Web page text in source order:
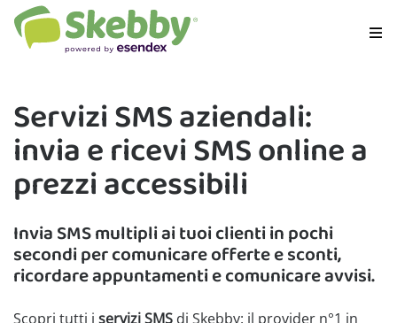
Servizi SMS aziendali:
invia e ricevi SMS online a
prezzi accessibili
Invia SMS multipli ai tuoi clienti in pochi
secondi per comunicare offerte e sconti,
ricordare appuntamenti e comunicare avvisi.
Scopri tutti i servizi SMS di Skebby: il provider n°1 in